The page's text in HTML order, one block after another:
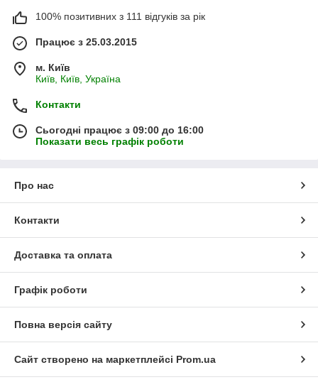
100% позитивних з 111 відгуків за рік
Працює з 25.03.2015
м. Київ
Київ, Київ, Україна
Контакти
Сьогодні працює з 09:00 до 16:00
Показати весь графік роботи
Про нас
Контакти
Доставка та оплата
Графік роботи
Повна версія сайту
Сайт створено на маркетплейсі Prom.ua